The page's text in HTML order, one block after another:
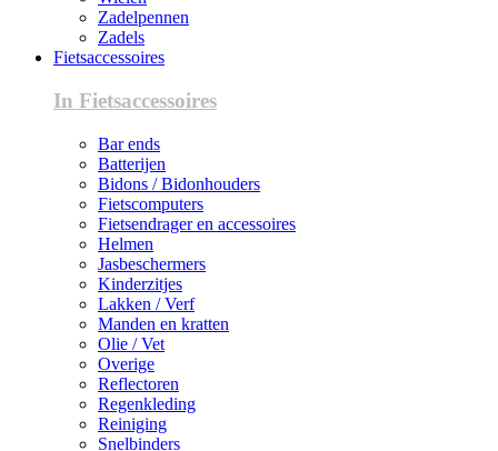
Zadelpennen
Zadels
Fietsaccessoires
In Fietsaccessoires
Bar ends
Batterijen
Bidons / Bidonhouders
Fietscomputers
Fietsendrager en accessoires
Helmen
Jasbeschermers
Kinderzitjes
Lakken / Verf
Manden en kratten
Olie / Vet
Overige
Reflectoren
Regenkleding
Reiniging
Snelbinders